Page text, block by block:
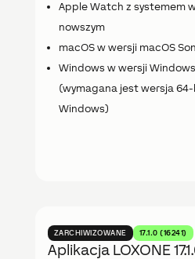
Apple Watch z systemem
nowszym
macOS w wersji macOS
Windows w wersji Windows
(wymagana jest wersja
Windows)
ZARCHIWIZOWANE 17.1.0 (16241)
Aplikacja LOXONE